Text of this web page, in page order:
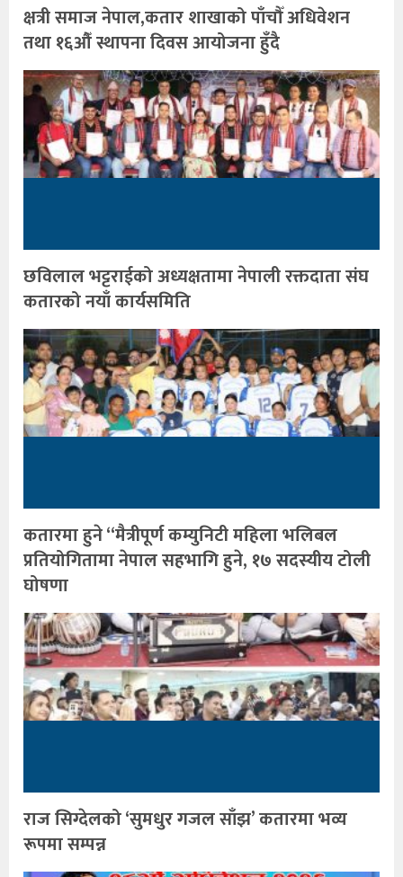
क्षत्री समाज नेपाल,कतार शाखाको पाँचौँ अधिवेशन
तथा १६औँ स्थापना दिवस आयोजना हुँदै
छविलाल भट्टराईको अध्यक्षतामा नेपाली रक्तदाता संघ
कतारको नयाँ कार्यसमिति
कतारमा हुने “मैत्रीपूर्ण कम्युनिटी महिला भलिबल
प्रतियोगितामा नेपाल सहभागि हुने, १७ सदस्यीय टोली
घोषणा
राज सिग्देलको ‘सुमधुर गजल साँझ’ कतारमा भव्य
रूपमा सम्पन्न